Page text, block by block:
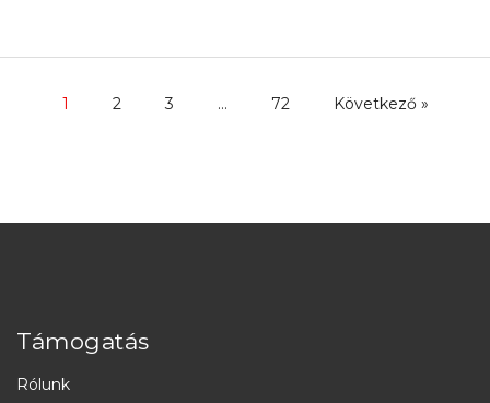
1 2 3 … 72 Következő »
Támogatás
Rólunk